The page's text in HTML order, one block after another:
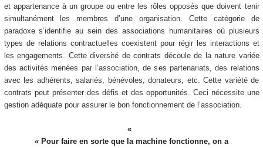
et appartenance à un groupe ou entre les rôles opposés que doivent tenir
simultanément les membres d’une organisation. Cette catégorie de
paradoxe s’identifie au sein des associations humanitaires où plusieurs
types de relations contractuelles coexistent pour régir les interactions et
les engagements. Cette diversité de contrats découle de la nature variée
des activités menées par l’association, de ses partenariats, des relations
avec les adhérents, salariés, bénévoles, donateurs, etc. Cette variété de
contrats peut présenter des défis et des opportunités. Ceci nécessite une
gestion adéquate pour assurer le bon fonctionnement de l’association.
« Pour faire en sorte que la machine fonctionne, on a